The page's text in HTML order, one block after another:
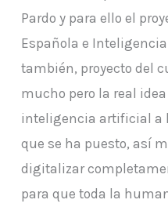
Pardo y para ello el
Española e
también, proyecto del
mucho pero la real
inteligencia artificial a
que se ha puesto, así
digitalizar
para que toda la